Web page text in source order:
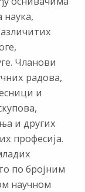
наука,
Чланови
радова,
и
и других
професија.
по бројним
научном